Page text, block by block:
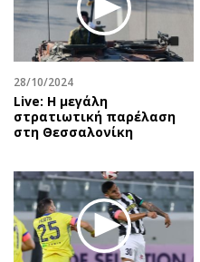
28/10/2024
Live: Η μεγάλη
στρατιωτική παρέλαση
στη Θεσσαλονίκη